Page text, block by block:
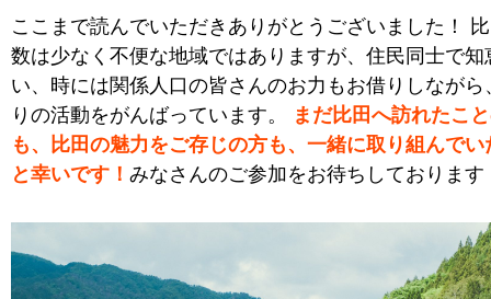
ここまで読んでいただきありがとうございました！
数は少なく不便な地域ではありますが、住民同士で知
い、時には関係人口の皆さんのお力もお借りしながら
りの活動をがんばっています。
まだ比田へ訪れたこ
も、比田の魅力をご存じの方も、一緒に取り組んでい
と幸いです！ みなさんのご参加をお待ちしております